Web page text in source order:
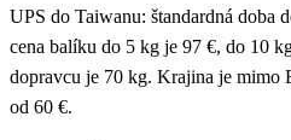
UPS do Taiwanu: štandardná doba
cena balíku do 5 kg je 97 €, do 10
dopravcu je 70 kg. Krajina je
od 60 €.